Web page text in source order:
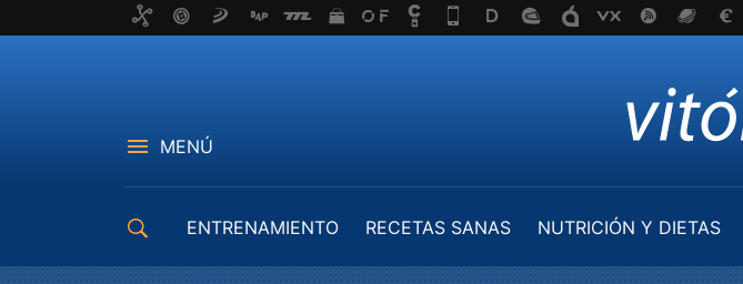
MENÚ
ENTRENAMIENTO RECETAS SANAS NUTRICIÓN Y DIETAS